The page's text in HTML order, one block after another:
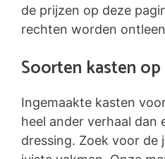
de prijzen op deze
rechten worden
Soorten kasten
Ingemaakte kasten
heel ander verhaal dan
dressing. Zoek voor de